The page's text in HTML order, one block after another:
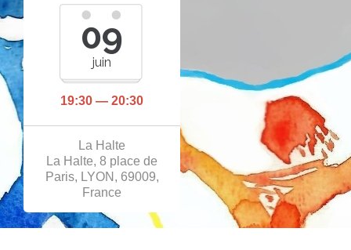
09
juin
19:30 — 20:30
La Halte
La Halte, 8 place de
Paris, LYON, 69009,
France